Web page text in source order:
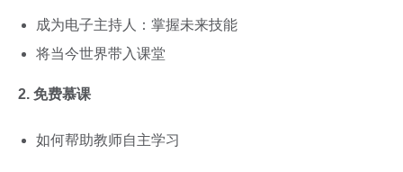
成为电子主持人：掌握未来技能
将当今世界带入课堂
2. 免费慕课
如何帮助教师自主学习